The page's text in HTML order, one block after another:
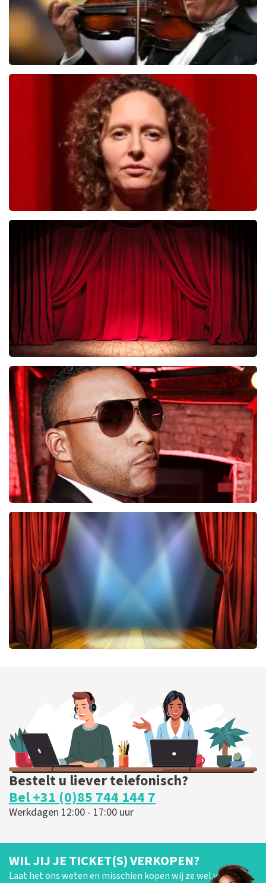
Andre Rieu
laatste 30 minuten
BESTEL NU
Esther van der Voort
laatste 30 minuten
BESTEL NU
Job Knoester
247laatste 30 minuten
BESTEL NU
Don Omar
224 laatste 30 minuten
BESTEL NU
BESTEL NU
Bestelt u liever telefonisch?
Bel +31 (0)85 744 144 7
Werkdagen 12:00 - 17:00 uur
WIL JIJ JE TICKET(S) VERKOPEN?
Laat het ons weten en misschien kopen wij ze wel van je!